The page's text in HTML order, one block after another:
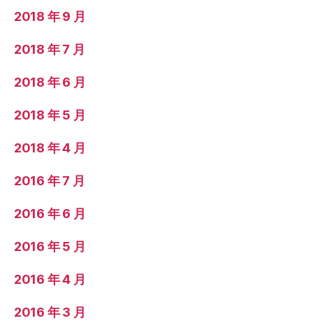
2018 年 9 月
2018 年 7 月
2018 年 6 月
2018 年 5 月
2018 年 4 月
2016 年 7 月
2016 年 6 月
2016 年 5 月
2016 年 4 月
2016 年 3 月